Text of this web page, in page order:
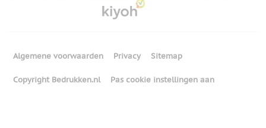
Algemene voorwaarden Privacy Sitemap
Copyright Bedrukken.nl Pas cookie instellingen aan